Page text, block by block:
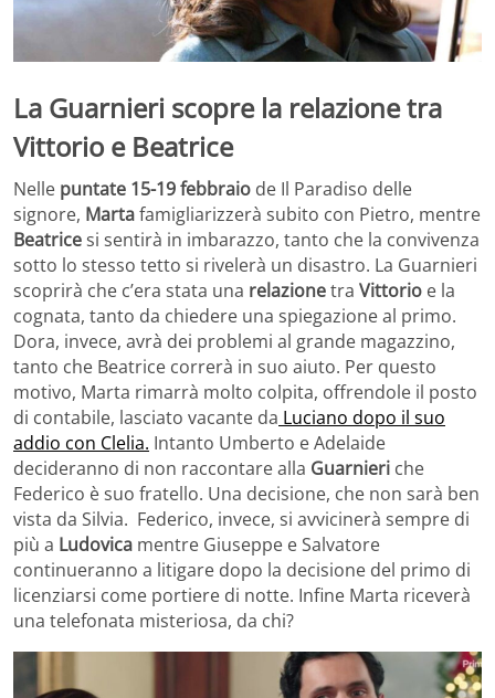
La Guarnieri scopre la relazione tra
Vittorio e Beatrice
Nelle puntate 15-19 febbraio de Il Paradiso delle
signore, Martafamigliarizzerà subito con Pietro, mentre
Beatricesi sentirà in imbarazzo, tanto che la convivenza
sotto lo stesso tetto si rivelerà un disastro. La Guarnieri
scoprirà che c’era stata una relazionetra Vittorio e la
cognata, tanto da chiedere una spiegazione al primo.
Dora, invece, avrà dei problemi al grande magazzino,
tanto che Beatrice correrà in suo aiuto. Per questo
motivo, Marta rimarrà molto colpita, offrendole il posto
di contabile, lasciato vacante da Luciano dopo il suo
addio con Clelia. Intanto Umberto e Adelaide
decideranno di non raccontare alla Guarnieri che
Federico è suo fratello. Una decisione, che non sarà ben
vista da Silvia. Federico, invece, si avvicinerà sempre di
più a Ludovica mentre Giuseppe e Salvatore
continueranno a litigare dopo la decisione del primo di
licenziarsi come portiere di notte. Infine Marta riceverà
una telefonata misteriosa, da chi?